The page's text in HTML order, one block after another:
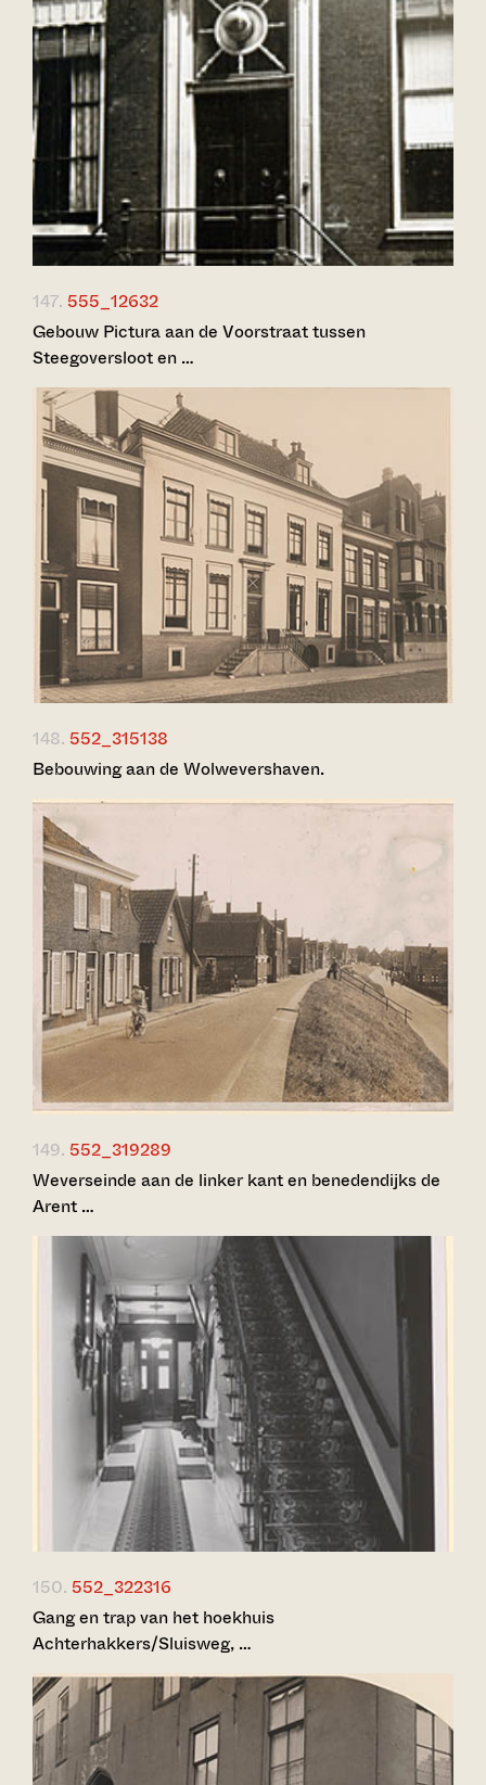
147. 555_12632
Gebouw Pictura aan de Voorstraat tussen
Steegoversloot en …
148. 552_315138
Bebouwing aan de Wolwevershaven.
149. 552_319289
Weverseinde aan de linker kant en benedendijks de
Arent …
150. 552_322316
Gang en trap van het hoekhuis
Achterhakkers/Sluisweg, …